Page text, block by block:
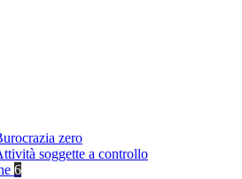
zero
soggette a controllo
6